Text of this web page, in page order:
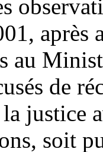
après
au
de
justice
soit